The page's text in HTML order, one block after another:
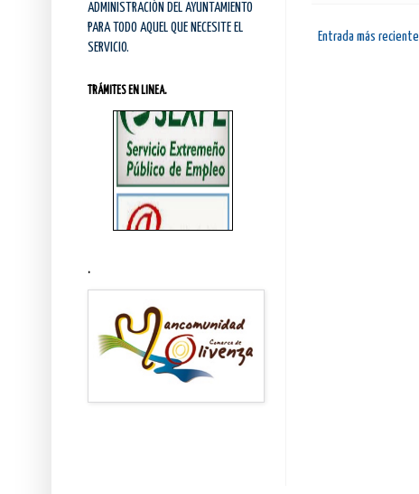
Entrada más reciente
ADMINISTRACIÓN DEL AYUNTAMIENTO
PARA TODO AQUEL QUE NECESITE EL
SERVICIO.
TRÁMITES EN LINEA.
.